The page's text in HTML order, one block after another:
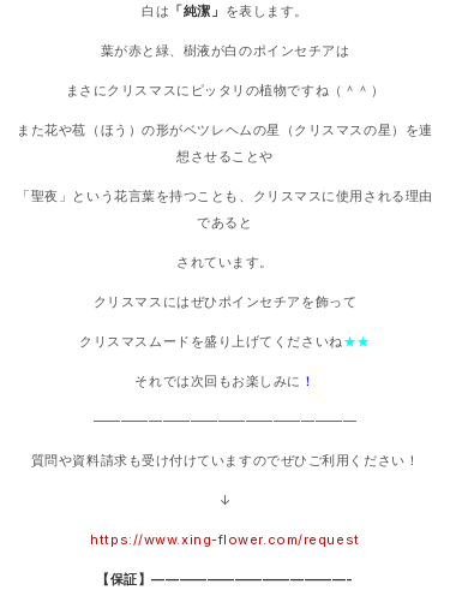
白は 「純潔」 を表します。
葉が赤と緑、樹液が白のポインセチアは
まさにクリスマスにピッタリの植物ですね（＾＾）
また花や苞（ほう）の形がベツレヘムの星（クリスマスの星）を連
想させることや
「聖夜」という花言葉を持つことも、クリスマスに使用される理由
であると
されています。
クリスマスにはぜひポインセチアを飾って
クリスマスムードを盛り上げてくださいね ★★
それでは次回もお楽しみに ！
———————————————————
質問や資料請求も受け付けていますのでぜひご利用ください！
↓
https://www.xing-flower.com/request
【保証】——————————————-